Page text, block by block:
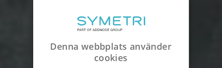
Denna webbplats använder
cookies